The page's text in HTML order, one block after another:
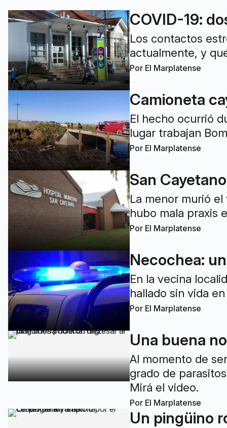
COVID-19:
Los contactos
actualmente, y
Por El Marplatense
Camioneta
El hecho ocurrió
lugar trabajan
Por El Marplatense
San
La menor murió
hubo mala praxis
Por El Marplatense
Necochea:
En la vecina
hallado sin vida
Por El Marplatense
Una buena
Al momento de
grado de
Mirá el video.
Por El Marplatense
Un pingüino